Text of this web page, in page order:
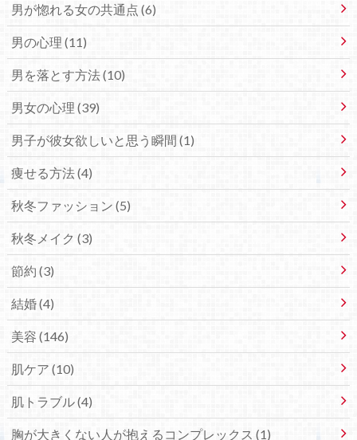
男が惚れる女の共通点 (6)
男の心理 (11)
男を落とす方法 (10)
男女の心理 (39)
男子が彼女欲しいと思う瞬間 (1)
痩せる方法 (4)
秋冬ファッション (5)
秋冬メイク (3)
節約 (3)
結婚 (4)
美容 (146)
肌ケア (10)
肌トラブル (4)
胸が大きくない人が抱えるコンプレックス (1)